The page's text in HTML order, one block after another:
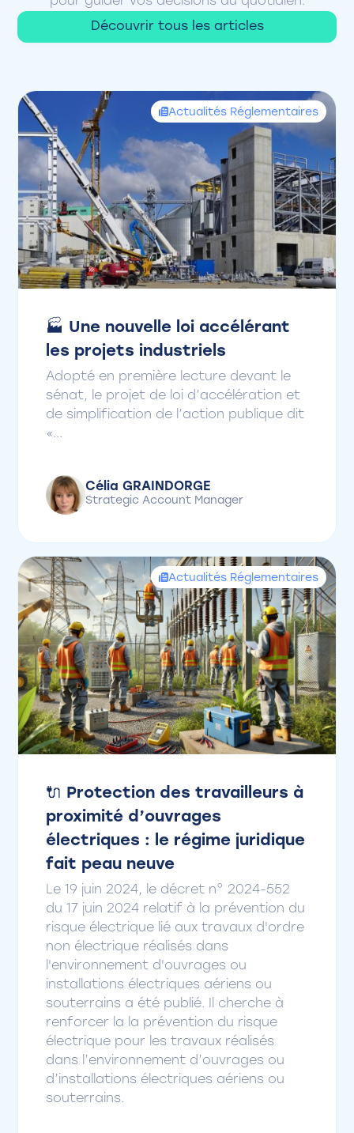
Découvrir tous les articles
Actualités Réglementaires
🏭 Une nouvelle loi accélérant
les projets industriels
Adopté en première lecture devant le
sénat, le projet de loi d’accélération et
de simplification de l’action publique dit
«...
Célia GRAINDORGE
Strategic Account Manager
Actualités Réglementaires
🔌 Protection des travailleurs à
proximité d’ouvrages
électriques : le régime juridique
fait peau neuve
Le 19 juin 2024, le décret n° 2024-552
du 17 juin 2024 relatif à la prévention du
risque électrique lié aux travaux d'ordre
non électrique réalisés dans
l'environnement d'ouvrages ou
installations électriques aériens ou
souterrains a été publié. Il cherche à
renforcer la la prévention du risque
électrique pour les travaux réalisés
dans l’environnement d’ouvrages ou
d’installations électriques aériens ou
souterrains.